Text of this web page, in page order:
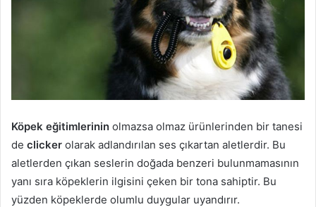
Köpek eğitimlerinin olmazsa olmaz ürünlerinden bir tanesi
de clicker olarak adlandırılan ses çıkartan aletlerdir. Bu
aletlerden çıkan seslerin doğada benzeri bulunmamasının
yanı sıra köpeklerin ilgisini çeken bir tona sahiptir. Bu
yüzden köpeklerde olumlu duygular uyandırır.